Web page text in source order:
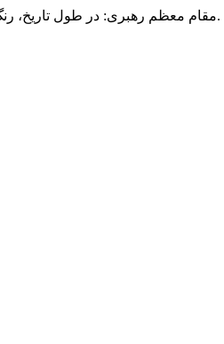
مقام معظم رهبری: در طول تاریخ، رنگ های گوناگون بر سیاست این کشور پهناور سایه افکند؛ اما رنگ ثابت مردم گیلان، رنگ ایمان بود.